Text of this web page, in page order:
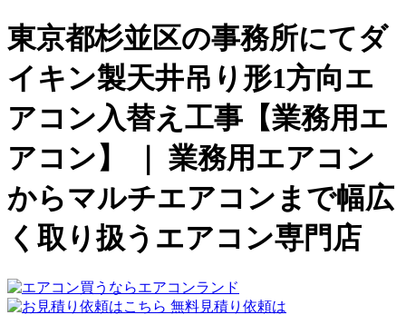
東京都杉並区の事務所にてダ
イキン製天井吊り形1方向エ
アコン入替え工事【業務用エ
アコン】 ｜ 業務用エアコン
からマルチエアコンまで幅広
く取り扱うエアコン専門店
無料見積り依頼は